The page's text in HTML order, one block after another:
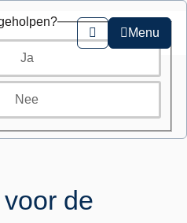
Zoeken
Menu
de
Ja
Nee